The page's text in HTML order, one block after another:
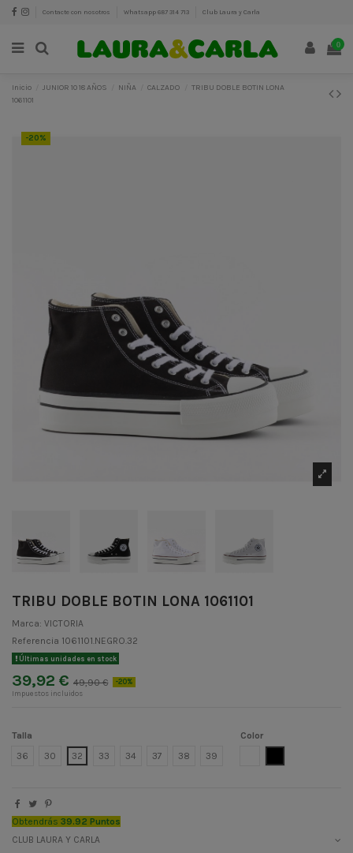
Contacte con nosotros Whatsapp 687 314 713 Club Laura y Carla
0
Inicio JUNIOR 10 18 AÑOS NIÑA CALZADO
TRIBU DOBLE BOTIN LONA
1061101
-20%
TRIBU DOBLE BOTIN LONA 1061101
Marca: VICTORIA
Referencia 1061101.NEGRO.32
Últimas unidades en stock
39,92 € 49,90 € -20%
Impuestos incluidos
Talla
36
30 32 33 34 37 38 39
Color
Obtendrás 39.92 Puntos
CLUB LAURA Y CARLA